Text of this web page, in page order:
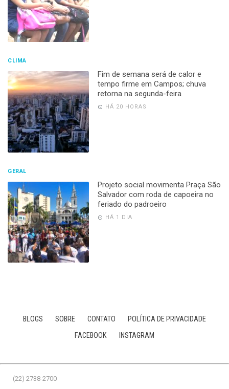
CLIMA
Fim de semana será de calor e
tempo firme em Campos; chuva
retorna na segunda-feira
HÁ 20 HORAS
GERAL
Projeto social movimenta Praça São
Salvador com roda de capoeira no
feriado do padroeiro
HÁ 1 DIA
BLOGS SOBRE CONTATO
POLÍTICA DE PRIVACIDADE
FACEBOOK
INSTAGRAM
(22) 2738-2700